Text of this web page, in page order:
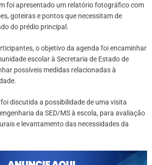
foi apresentado um relatório fotográfico com
goteiras e pontos que necessitam de
do prédio principal.
o objetivo da agenda foi encaminhar
escolar à Secretaria de Estado de
possíveis medidas relacionadas à
discutida a possibilidade de uma visita
da SED/MS à escola, para avaliação
e levantamento das necessidades da